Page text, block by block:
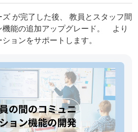
が完了した後、 教員とスタッフ間
機能の追加アップグレード。 より
ョンをサポートします。​